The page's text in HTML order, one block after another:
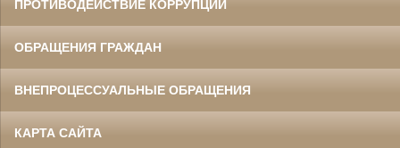
ПРОТИВОДЕЙСТВИЕ КОРРУПЦИИ
ОБРАЩЕНИЯ ГРАЖДАН
ВНЕПРОЦЕССУАЛЬНЫЕ ОБРАЩЕНИЯ
КАРТА САЙТА